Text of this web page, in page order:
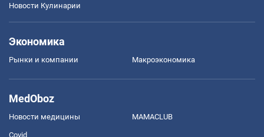
Новости Кулинарии
Экономика
Рынки и компании Mакроэкономика
MedOboz
Новости медицины MAMACLUB
Covid